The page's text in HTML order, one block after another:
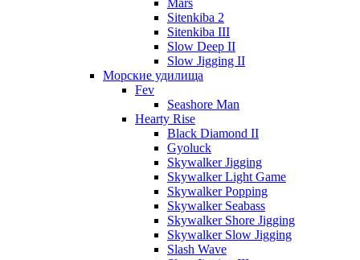
Sitenkiba 2
Sitenkiba III
Slow Deep II
Slow Jigging II
Морские удилища
Fev
Seashore Man
Hearty Rise
Black Diamond II
Gyoluck
Skywalker Jigging
Skywalker Light Game
Skywalker Popping
Skywalker Seabass
Skywalker Shore Jigging
Skywalker Slow Jigging
Slash Wave